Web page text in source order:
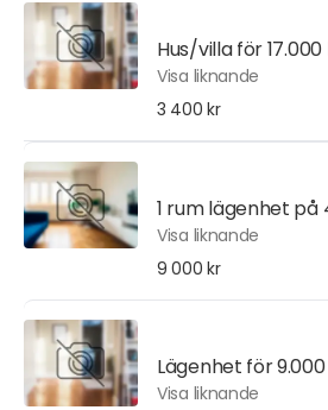
Hus/villa för
Visa liknande
3 400 kr
1 rum lägenhet på
Visa liknande
9 000 kr
Lägenhet för
Visa liknande